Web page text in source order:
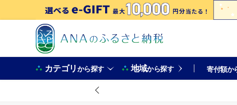
カテゴリから探す 地域から探す 寄付額か